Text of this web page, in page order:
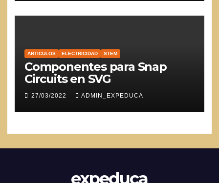
ARTICULOS ELECTRICIDAD STEM
Componentes para Snap
Circuits en SVG
27/03/2022 ADMIN_EXPEDUCA
expeduca